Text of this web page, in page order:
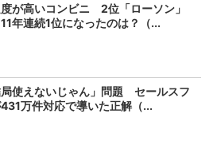
が高いコンビニ 2位「ローソン」
年連続1位になったのは？（...
局使えないじゃん」問題 セールスフ
万件対応で導いた正解（...